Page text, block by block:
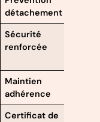
détachement
Sécurité
renforcée
Maintien
adhérence
Certificat de